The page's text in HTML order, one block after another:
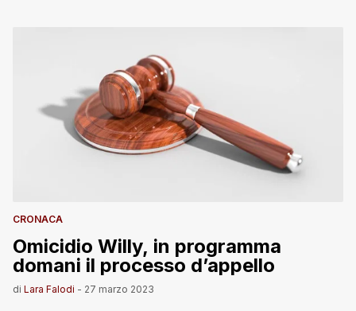
CRONACA
Omicidio Willy, in programma
domani il processo d’appello
di Lara Falodi - 27 marzo 2023